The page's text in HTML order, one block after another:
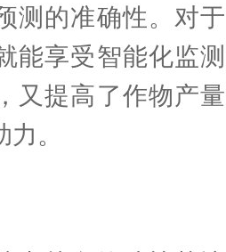
测的准确性。对
能享受智能化监
又提高了作物产
。